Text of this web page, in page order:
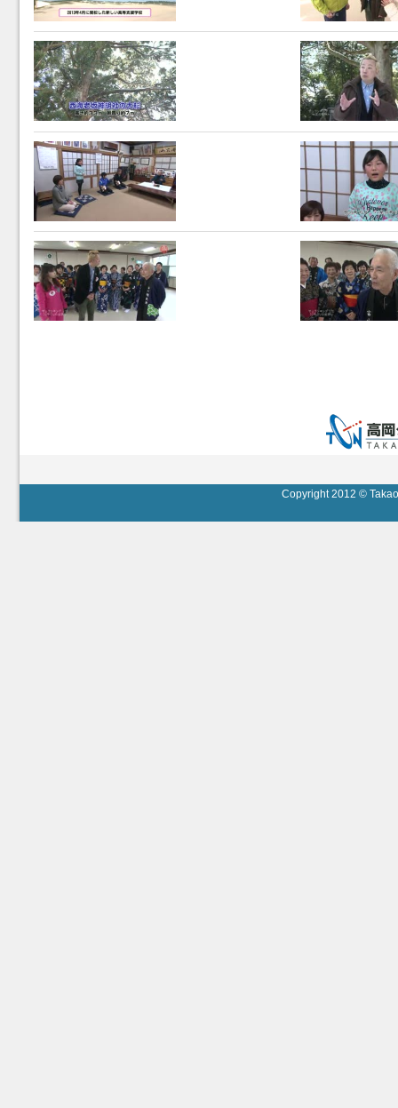
Copyright 2012 ©